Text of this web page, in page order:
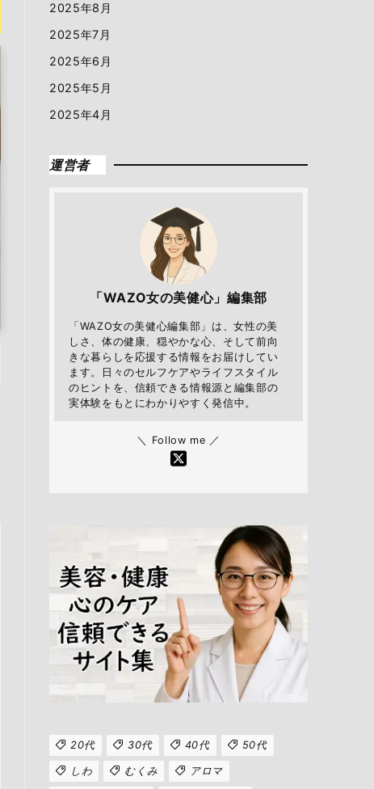
2025年8月
2025年7月
2025年6月
2025年5月
2025年4月
運営者
「WAZO女の美健心」編集部
「WAZO女の美健心編集部」は、女性の美
しさ、体の健康、穏やかな心、そして前向
きな暮らしを応援する情報をお届けしてい
ます。日々のセルフケアやライフスタイル
のヒントを、信頼できる情報源と編集部の
実体験をもとにわかりやすく発信中。
＼ Follow me ／
20代 30代 40代 50代
しわ むくみ アロマ